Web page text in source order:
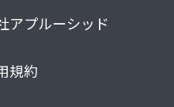
アプルーシッド
規約